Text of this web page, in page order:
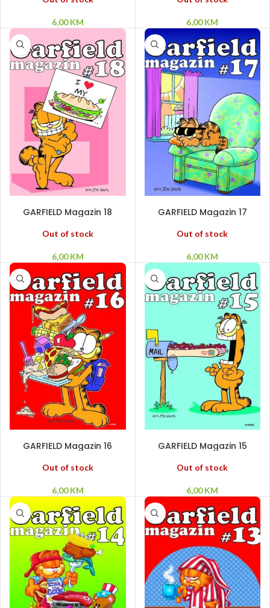
6,00KM 6,00KM
GARFIELD Magazin 18
Out of stock
6,00KM
GARFIELD Magazin 17
Out of stock
6,00KM
GARFIELD Magazin 16
Out of stock
6,00KM
GARFIELD Magazin 15
Out of stock
6,00KM